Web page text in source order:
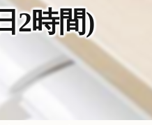
2時間)